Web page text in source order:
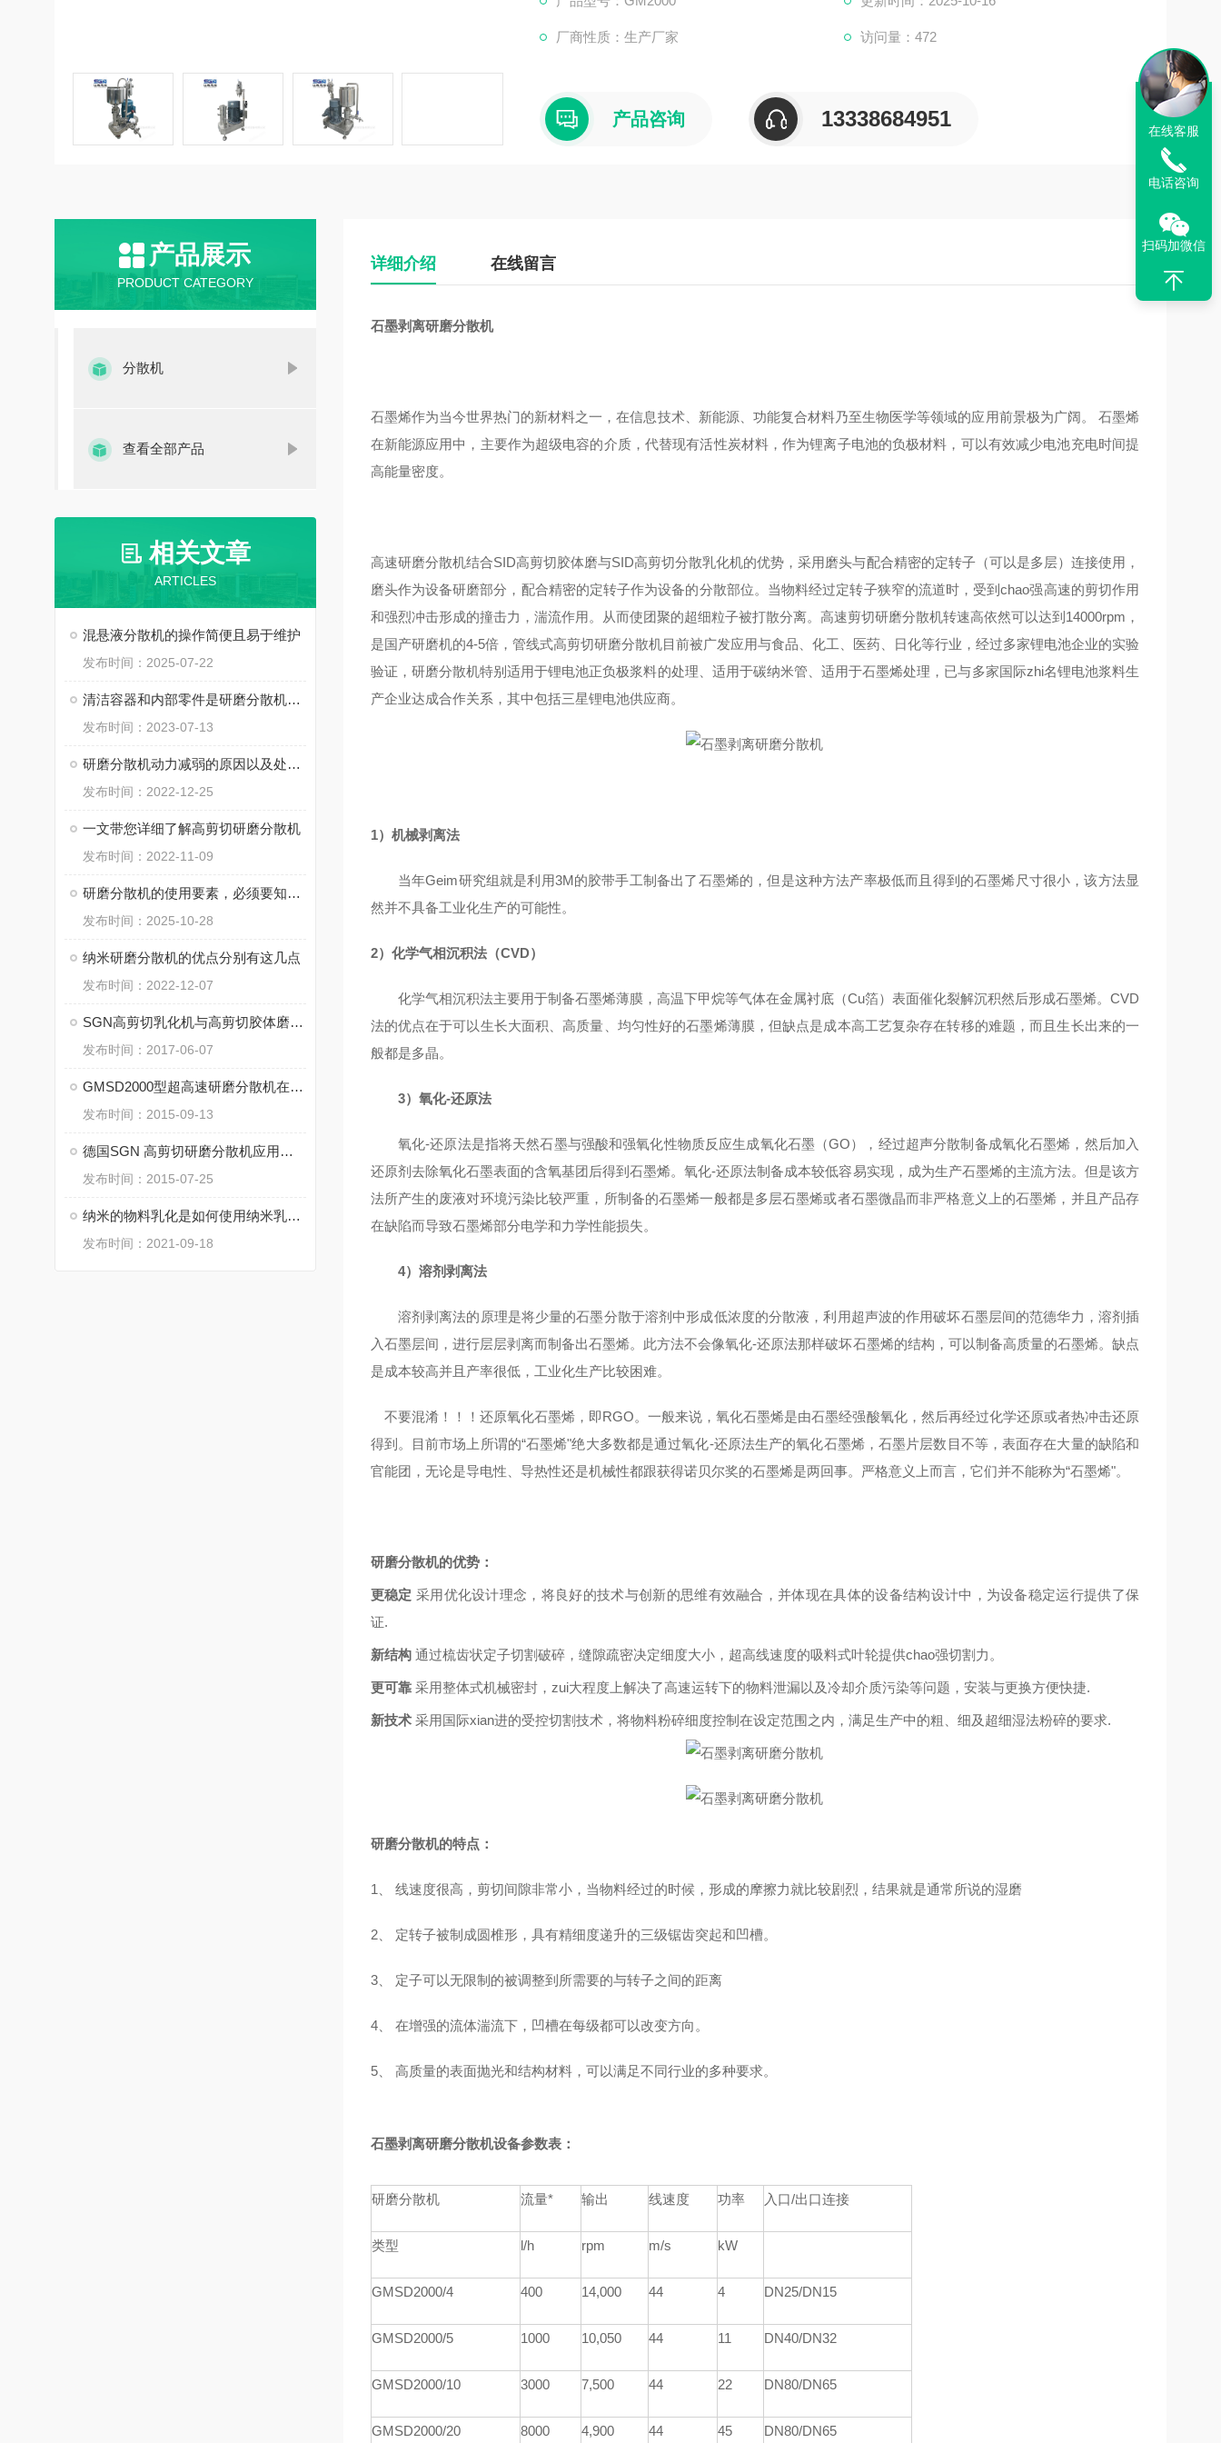
厂商性质：生产厂家 访问量：472
产品咨询 13338684951
产品展示
PRODUCT CATEGORY
分散机
查看全部产品
相关文章
ARTICLES
混悬液分散机的操作简便且易于维护
发布时间：2025-07-22
清洁容器和内部零件是研磨分散机重要的维护措施
发布时间：2023-07-13
研磨分散机动力减弱的原因以及处理方法
发布时间：2022-12-25
一文带您详细了解高剪切研磨分散机
发布时间：2022-11-09
研磨分散机的使用要素，必须要知道！
发布时间：2025-10-28
纳米研磨分散机的优点分别有这几点
发布时间：2022-12-07
SGN高剪切乳化机与高剪切胶体磨和高剪切研磨分散机的区别
发布时间：2017-06-07
GMSD2000型超高速研磨分散机在石墨烯改性润滑油中的应用
发布时间：2015-09-13
德国SGN 高剪切研磨分散机应用在水煤浆生产中
发布时间：2015-07-25
纳米的物料乳化是如何使用纳米乳化机进行的
发布时间：2021-09-18
详细介绍 在线留言
石墨剥离研磨分散机
石墨烯作为当今世界热门的新材料之一，在信息技术、新能源、功能复合材料乃至生物医学等领域的应用前景极为广阔。 石墨烯
在新能源应用中，主要作为超级电容的介质，代替现有活性炭材料，作为锂离子电池的负极材料，可以有效减少电池充电时间提
高能量密度。
高速研磨分散机结合SID高剪切胶体磨与SID高剪切分散乳化机的优势，采用磨头与配合精密的定转子（可以是多层）连接使用，
磨头作为设备研磨部分，配合精密的定转子作为设备的分散部位。当物料经过定转子狭窄的流道时，受到chao强高速的剪切作用
和强烈冲击形成的撞击力，湍流作用。从而使团聚的超细粒子被打散分离。高速剪切研磨分散机转速高依然可以达到14000rpm，
是国产研磨机的4-5倍，管线式高剪切研磨分散机目前被广发应用与食品、化工、医药、日化等行业，经过多家锂电池企业的实验
验证，研磨分散机特别适用于锂电池正负极浆料的处理、适用于碳纳米管、适用于石墨烯处理，已与多家国际zhi名锂电池浆料生
产企业达成合作关系，其中包括三星锂电池供应商。
1）机械剥离法
当年Geim研究组就是利用3M的胶带手工制备出了石墨烯的，但是这种方法产率极低而且得到的石墨烯尺寸很小，该方法显
然并不具备工业化生产的可能性。
2）化学气相沉积法（CVD）
化学气相沉积法主要用于制备石墨烯薄膜，高温下甲烷等气体在金属衬底（Cu箔）表面催化裂解沉积然后形成石墨烯。CVD
法的优点在于可以生长大面积、高质量、均匀性好的石墨烯薄膜，但缺点是成本高工艺复杂存在转移的难题，而且生长出来的一
般都是多晶。
3）氧化-还原法
氧化-还原法是指将天然石墨与强酸和强氧化性物质反应生成氧化石墨（GO），经过超声分散制备成氧化石墨烯，然后加入
还原剂去除氧化石墨表面的含氧基团后得到石墨烯。氧化-还原法制备成本较低容易实现，成为生产石墨烯的主流方法。但是该方
法所产生的废液对环境污染比较严重，所制备的石墨烯一般都是多层石墨烯或者石墨微晶而非严格意义上的石墨烯，并且产品存
在缺陷而导致石墨烯部分电学和力学性能损失。
4）溶剂剥离法
溶剂剥离法的原理是将少量的石墨分散于溶剂中形成低浓度的分散液，利用超声波的作用破坏石墨层间的范德华力，溶剂插
入石墨层间，进行层层剥离而制备出石墨烯。此方法不会像氧化-还原法那样破坏石墨烯的结构，可以制备高质量的石墨烯。缺点
是成本较高并且产率很低，工业化生产比较困难。
不要混淆！！！还原氧化石墨烯，即RGO。一般来说，氧化石墨烯是由石墨经强酸氧化，然后再经过化学还原或者热冲击还原
得到。目前市场上所谓的“石墨烯"绝大多数都是通过氧化-还原法生产的氧化石墨烯，石墨片层数目不等，表面存在大量的缺陷和
官能团，无论是导电性、导热性还是机械性都跟获得诺贝尔奖的石墨烯是两回事。严格意义上而言，它们并不能称为“石墨烯"。
研磨分散机的优势：
更稳定 采用优化设计理念，将良好的技术与创新的思维有效融合，并体现在具体的设备结构设计中，为设备稳定运行提供了保
证.
新结构通过梳齿状定子切割破碎，缝隙疏密决定细度大小，超高线速度的吸料式叶轮提供chao强切割力。
更可靠采用整体式机械密封，zui大程度上解决了高速运转下的物料泄漏以及冷却介质污染等问题，安装与更换方便快捷.
新技术采用国际xian进的受控切割技术，将物料粉碎细度控制在设定范围之内，满足生产中的粗、细及超细湿法粉碎的要求.
研磨分散机的特点：
1、 线速度很高，剪切间隙非常小，当物料经过的时候，形成的摩擦力就比较剧烈，结果就是通常所说的湿磨
2、 定转子被制成圆椎形，具有精细度递升的三级锯齿突起和凹槽。
3、 定子可以无限制的被调整到所需要的与转子之间的距离
4、 在增强的流体湍流下，凹槽在每级都可以改变方向。
5、 高质量的表面抛光和结构材料，可以满足不同行业的多种要求。
石墨剥离研磨分散机设备参数表：
研磨分散机 流量* 输出 线速度 功率 入口/出口连接
类型 l/h rpm m/s kW
GMSD2000/4 400 14,000 44 4 DN25/DN15
GMSD2000/5 1000 10,050 44 11 DN40/DN32
GMSD2000/10 3000 7,500 44 22 DN80/DN65
GMSD2000/20 8000 4,900 44 45 DN80/DN65
在线客服
电话咨询
扫码加微信